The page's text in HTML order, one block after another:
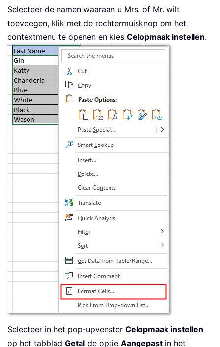
Selecteer de namen waaraan u Mrs. of Mr. wilt
toevoegen, klik met de rechtermuisknop om het
contextmenu te openen en kies Celopmaak instellen.
Selecteer in het pop-upvenster Celopmaak instellen
op het tabblad Getal de optie Aangepast in het